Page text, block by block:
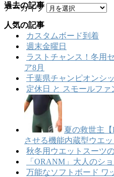
過去の記事
アーカイブ
人気の記事
カスタムボード到着
週末金曜日
ラストチャンス！冬用
ア8月
千葉県チャンピオンシ
定休日 と スモールファ
夏の救世主
させる機能内蔵型ウエ
秋冬用ウエットスーツ
「ORANM」大人のシ
万能なソフトボード ワ